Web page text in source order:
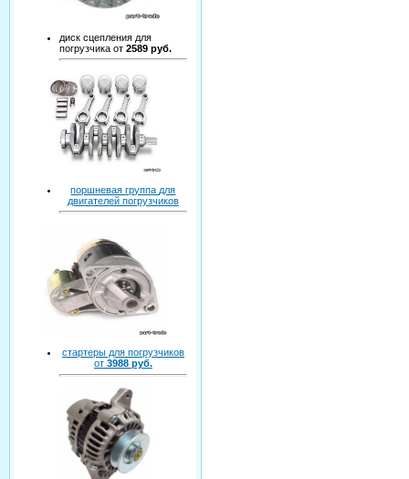
диск сцепления для
погрузчика от 2589 руб.
поршневая группа для
двигателей погрузчиков
стартеры для погрузчиков
от 3988 руб.